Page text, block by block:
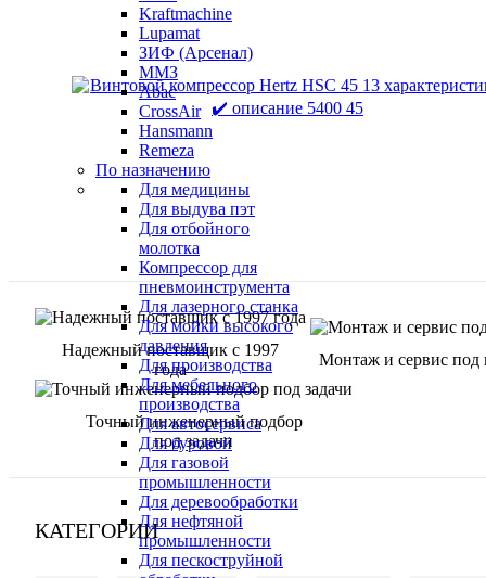
Kraftmachine
Lupamat
ЗИФ (Арсенал)
ММЗ
Abac
CrossAir
Hansmann
Remeza
По назначению
Для медицины
Для выдува пэт
Для отбойного
молотка
Компрессор для
пневмоинструмента
Для лазерного станка
Для мойки высокого
давления
Для производства
Для мебельного
производства
Для автосервиса
Для буровой
Для газовой
промышленности
Для деревообработки
Для нефтяной
промышленности
Для пескоструйной
Надежный поставщик с 1997
года
Монтаж и сервис под
Точный инженерный подбор
под задачи
КАТЕГОРИИ